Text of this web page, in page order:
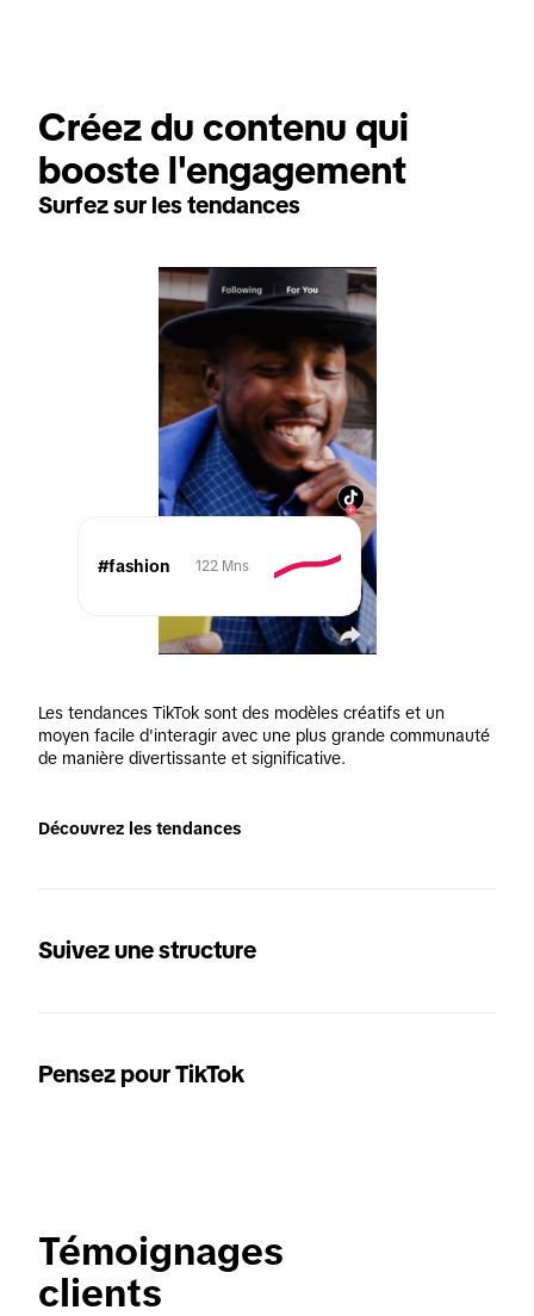
Créez du contenu qui
booste l'engagement
Surfez sur les tendances
#fashion 122 Mns
Les tendances TikTok sont des modèles créatifs et un
moyen facile d'interagir avec une plus grande communauté
de manière divertissante et significative.
Découvrez les tendances
Suivez une structure
Pensez pour TikTok
Témoignages
clients